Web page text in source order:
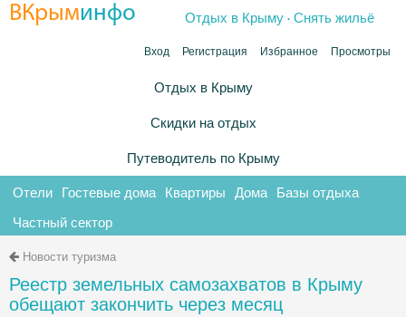
ВКрыминфо Отдых в Крыму .Снять жильё
Вход Регистрация Избранное Просмотры
Отдых в Крыму
Скидки на отдых
Путеводитель по Крыму
Отели Гостевые дома Квартиры Дома Базы отдыха
Частный сектор
Новости туризма
Реестр земельных самозахватов в Крыму
обещают закончить через месяц